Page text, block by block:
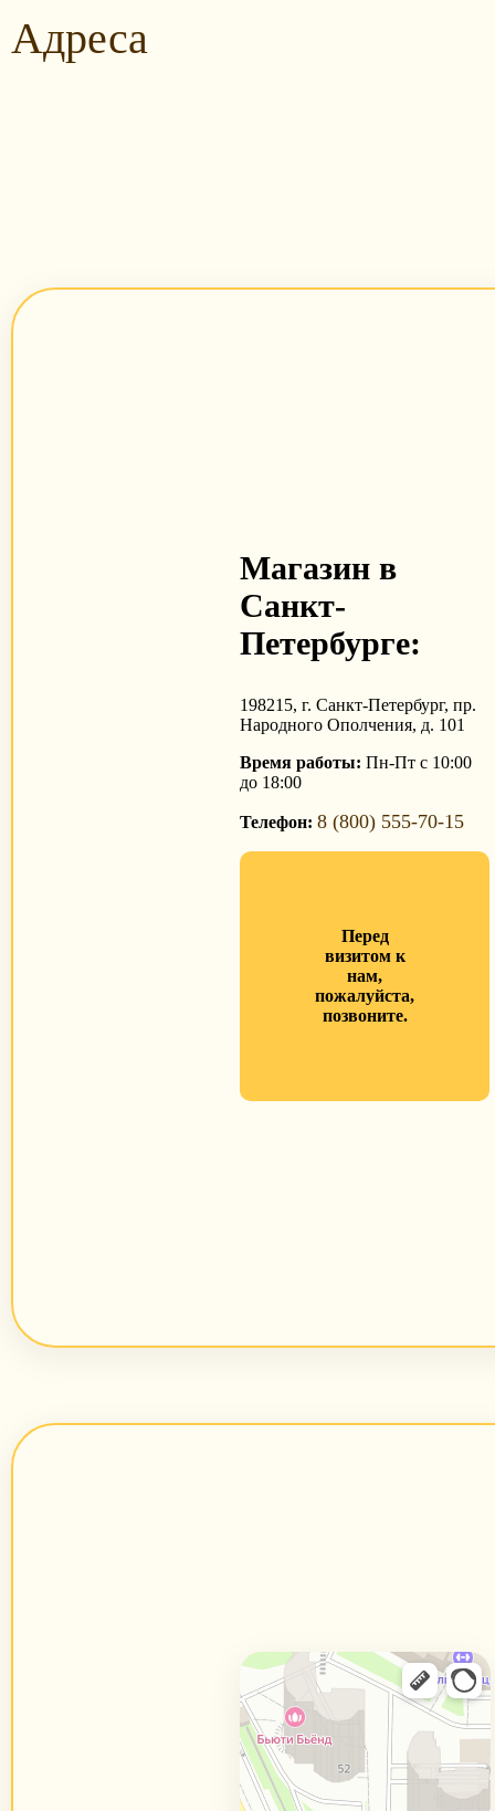
Адреса
Магазин в
Санкт-
Петербурге:
198215, г. Санкт-Петербург, пр.
Народного Ополчения, д. 101
Время работы: Пн-Пт с 10:00
до 18:00
Телефон: 8 (800) 555-70-15
Перед
визитом к
нам,
пожалуйста,
позвоните.